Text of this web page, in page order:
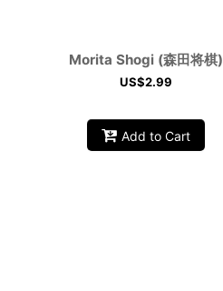
Morita Shogi (森田将棋)
US$2.99
Add to Cart